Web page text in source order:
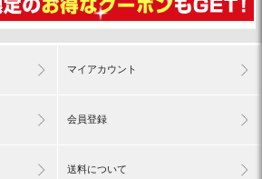
マイアカウント
会員登録
送料について